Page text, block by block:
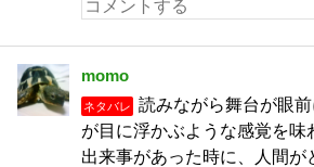
momo
ネタバレ
読みながら舞台が眼
が目に浮かぶような感覚を味
出来事があった時に、人間が